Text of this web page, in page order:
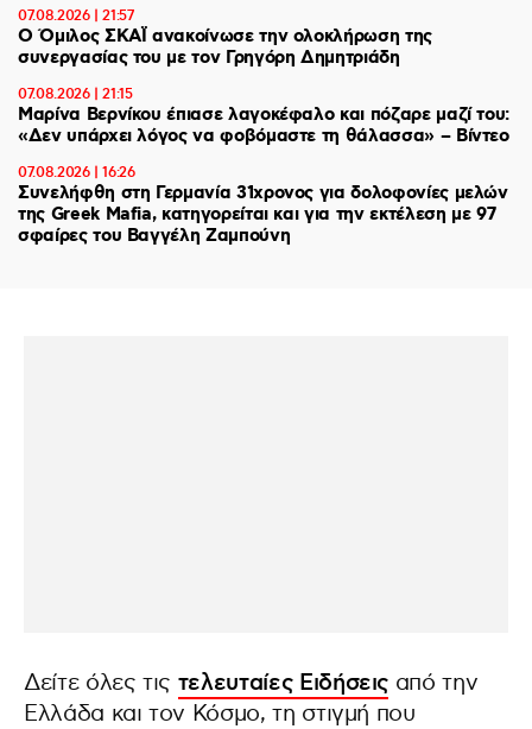
07.08.2026 | 21:57
Ο Όμιλος ΣΚΑΪ ανακοίνωσε την ολοκλήρωση της
συνεργασίας του με τον Γρηγόρη Δημητριάδη
07.08.2026 | 21:15
Μαρίνα Βερνίκου έπιασε λαγοκέφαλο και πόζαρε μαζί του:
«Δεν υπάρχει λόγος να φοβόμαστε τη θάλασσα» – Βίντεο
07.08.2026 | 16:26
Συνελήφθη στη Γερμανία 31χρονος για δολοφονίες μελών
της Greek Mafia, κατηγορείται και για την εκτέλεση με 97
σφαίρες του Βαγγέλη Ζαμπούνη
Δείτε όλες τις τελευταίες Ειδήσεις από την
Ελλάδα και τον Κόσμο, τη στιγμή που